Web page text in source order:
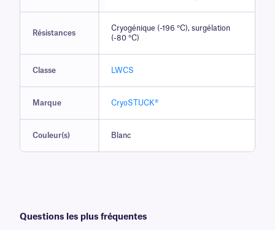
Résistances
Cryogénique (-196 °C), surgélation
(-80 °C)
Classe LWCS
Marque CryoSTUCK®
Couleur(s) Blanc
Questions les plus fréquentes